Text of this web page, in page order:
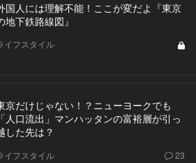
国人には理解不能！ここが変だよ『東京
地下鉄路線図』
イフスタイル
京だけじゃない！？ニューヨークでも
「人口流出」マンハッタンの富裕層が引っ
した先は？
イフスタイル 23